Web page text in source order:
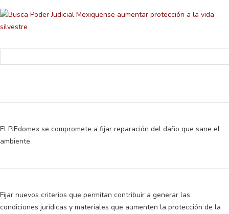
El PJEdomex se compromete a fijar reparación del daño que sane el
ambiente.
Fijar nuevos criterios que permitan contribuir a generar las
condiciones jurídicas y materiales que aumenten la protección de la